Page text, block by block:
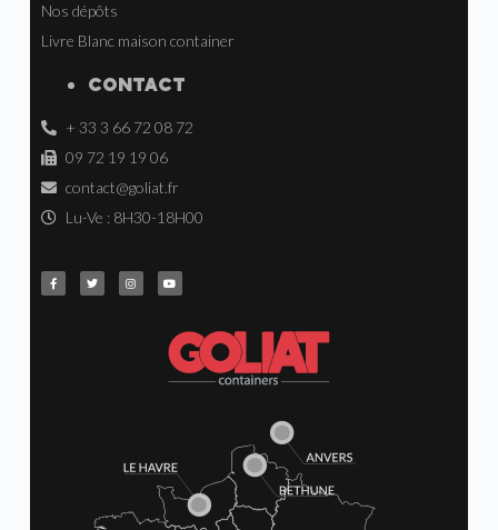
Nos dépôts
Livre Blanc maison container
CONTACT
+ 33 3 66 72 08 72
09 72 19 19 06
contact@goliat.fr
Lu-Ve : 8H30-18H00